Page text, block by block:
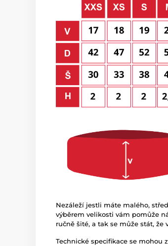
Nezáleží jestli máte malého,
výběrem velikosti vám pomůže
ručně šité, a tak se může stát,
Technické specifikace se mohou